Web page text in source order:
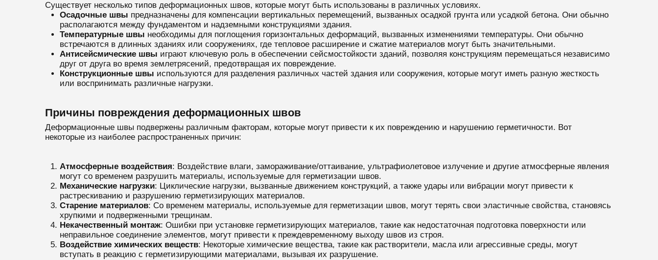
Существует несколько типов деформационных швов, которые могут быть использованы в различных условиях.
Осадочные швы предназначены для компенсации вертикальных перемещений, вызванных осадкой грунта или усадкой бетона. Они обычно
располагаются между фундаментом и надземными конструкциями здания.
Температурные швы необходимы для поглощения горизонтальных деформаций, вызванных изменениями температуры. Они обычно
встречаются в длинных зданиях или сооружениях, где тепловое расширение и сжатие материалов могут быть значительными.
Антисейсмические швы играют ключевую роль в обеспечении сейсмостойкости зданий, позволяя конструкциям перемещаться независимо
друг от друга во время землетрясений, предотвращая их повреждение.
Конструкционные швы используются для разделения различных частей здания или сооружения, которые могут иметь разную жесткость
или воспринимать различные нагрузки.
Причины повреждения деформационных швов
Деформационные швы подвержены различным факторам, которые могут привести к их повреждению и нарушению герметичности. Вот
некоторые из наиболее распространенных причин:
Атмосферные воздействия: Воздействие влаги, замораживание/оттаивание, ультрафиолетовое излучение и другие атмосферные явления
могут со временем разрушить материалы, используемые для герметизации швов.
Механические нагрузки: Циклические нагрузки, вызванные движением конструкций, а также удары или вибрации могут привести к
растрескиванию и разрушению герметизирующих материалов.
Старение материалов: Со временем материалы, используемые для герметизации швов, могут терять свои эластичные свойства, становясь
хрупкими и подверженными трещинам.
Некачественный монтаж: Ошибки при установке герметизирующих материалов, такие как недостаточная подготовка поверхности или
неправильное соединение элементов, могут привести к преждевременному выходу швов из строя.
Воздействие химических веществ: Некоторые химические вещества, такие как растворители, масла или агрессивные среды, могут
вступать в реакцию с герметизирующими материалами, вызывая их разрушение.